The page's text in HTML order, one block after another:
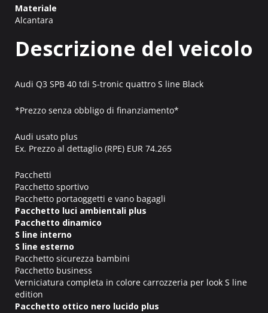
Materiale
Alcantara
Descrizione del veicolo
Audi Q3 SPB 40 tdi S-tronic quattro S line Black
*Prezzo senza obbligo di finanziamento*
Audi usato plus
Ex. Prezzo al dettaglio (RPE) EUR 74.265
Pacchetti
Pacchetto sportivo
Pacchetto portaoggetti e vano bagagli
Pacchetto luci ambientali plus
Pacchetto dinamico
S line interno
S line esterno
Pacchetto sicurezza bambini
Pacchetto business
Verniciatura completa in colore carrozzeria per look S line
edition
Pacchetto ottico nero lucido plus